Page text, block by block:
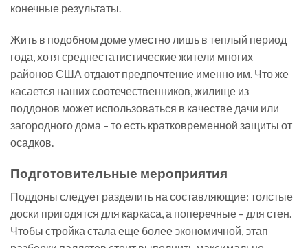
конечные результаты.
Жить в подобном доме уместно лишь в теплый период
года, хотя среднестатистические жители многих
районов США отдают предпочтение именно им. Что же
касается наших соотечественников, жилище из
поддонов может использоваться в качестве дачи или
загородного дома – то есть кратковременной защиты от
осадков.
Подготовительные мероприятия
Поддоны следует разделить на составляющие: толстые
доски пригодятся для каркаса, а поперечные – для стен.
Чтобы стройка стала еще более экономичной, этап